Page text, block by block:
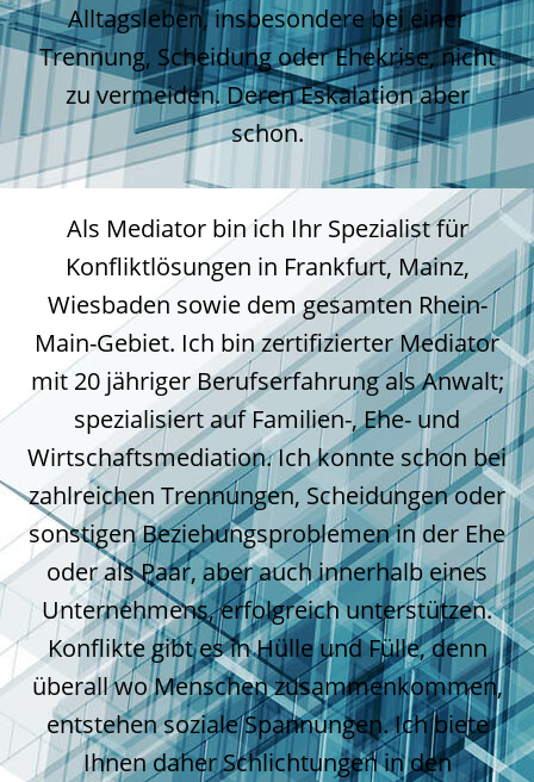
Alltagsleben, insbesondere bei einer
Trennung, Scheidung oder Ehekrise, nicht
zu vermeiden. Deren Eskalation aber
schon.
Als Mediator bin ich Ihr Spezialist für
Konfliktlösungen in Frankfurt, Mainz,
Wiesbaden sowie dem gesamten Rhein-
Main-Gebiet. Ich bin zertifizierter Mediator
mit 20 jähriger Berufserfahrung als Anwalt;
spezialisiert auf Familien-, Ehe- und
Wirtschaftsmediation. Ich konnte schon bei
zahlreichen Trennungen, Scheidungen oder
sonstigen Beziehungsproblemen in der Ehe
oder als Paar, aber auch innerhalb eines
Unternehmens, erfolgreich unterstützen.
Konflikte gibt es in Hülle und Fülle, denn
überall wo Menschen zusammenkommen,
entstehen soziale Spannungen. Ich biete
Ihnen daher Schlichtungen in den